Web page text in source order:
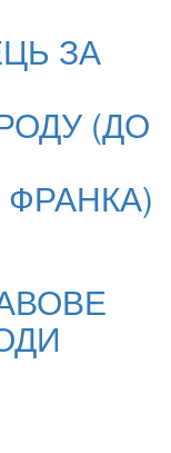
ЗА
(ДО